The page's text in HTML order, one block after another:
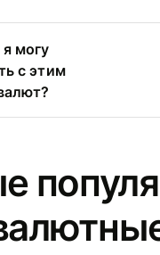
могу
с этим